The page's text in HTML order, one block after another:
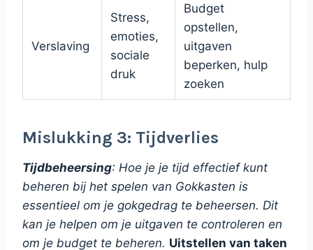
Verslaving
Stress,
emoties,
sociale
druk
Budget
opstellen,
uitgaven
beperken, hulp
zoeken
Mislukking 3: Tijdverlies
Tijdbeheersing: Hoe je je tijd effectief kunt
beheren bij het spelen van Gokkasten is
essentieel om je gokgedrag te beheersen. Dit
kan je helpen om je uitgaven te controleren en
om je budget te beheren. Uitstellen van taken